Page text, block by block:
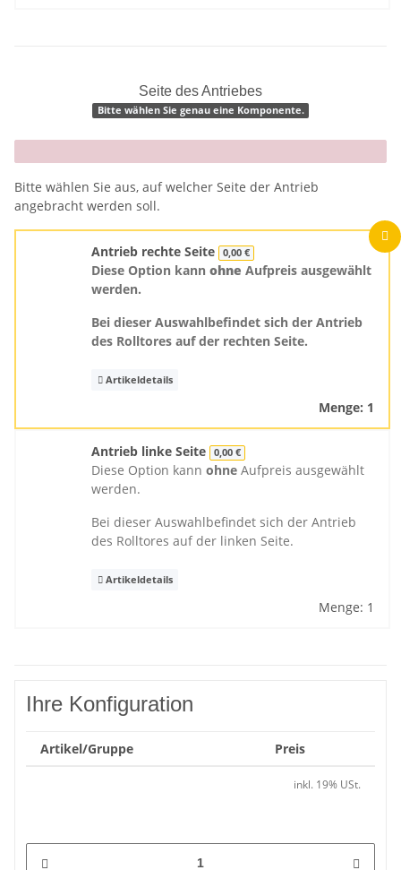
Seite des Antriebes
Bitte wählen Sie genau eine Komponente.
x
Bitte wählen Sie aus, auf welcher Seite der Antrieb
angebracht werden soll.
Antrieb rechte Seite 0,00 €
Diese Option kann ohne Aufpreis ausgewählt
werden.
Bei dieser Auswahlbefindet sich der Antrieb
des Rolltores auf der rechten Seite.
Artikeldetails
Menge: 1
Antrieb linke Seite 0,00 €
Diese Option kann ohne Aufpreis ausgewählt
werden.
Bei dieser Auswahlbefindet sich der Antrieb
des Rolltores auf der linken Seite.
Artikeldetails
Menge: 1
Ihre Konfiguration
Artikel/Gruppe Preis
inkl. 19% USt.